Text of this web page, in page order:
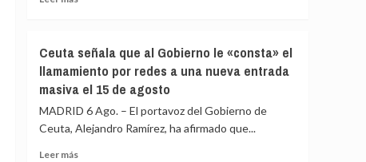
los
menores
migrantes
la
barriada
advierte
a
los
de
PP
Ceuta señala que al Gobierno le «consta» el
llamamiento por redes a una nueva entrada
masiva el 15 de agosto
MADRID 6 Ago. – El portavoz del Gobierno de
Ceuta, Alejandro Ramírez, ha afirmado que...
Leer másLeer